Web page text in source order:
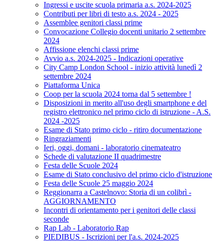
Ingressi e uscite scuola primaria a.s. 2024-2025
Contributi per libri di testo a.s. 2024 - 2025
Assemblee genitori classi prime
Convocazione Collegio docenti unitario 2 settembre
2024
Affissione elenchi classi prime
Avvio a.s. 2024-2025 - Indicazioni operative
City Camp London School - inizio attività lunedì 2
settembre 2024
Piattaforma Unica
Coop per la scuola 2024 torna dal 5 settembre !
Disposizioni in merito all'uso degli smartphone e del
registro elettronico nel primo ciclo di istruzione - A.S.
2024 -2025
Esame di Stato primo ciclo - ritiro documentazione
Ringraziamenti
Ieri, oggi, domani - laboratorio cinemateatro
Schede di valutazione II quadrimestre
Festa delle Scuole 2024
Esame di Stato conclusivo del primo ciclo d'istruzione
Festa delle Scuole 25 maggio 2024
Reggionarra a Castelnovo: Storia di un colibrì -
AGGIORNAMENTO
Incontri di orientamento per i genitori delle classi
seconde
Rap Lab - Laboratorio Rap
PIEDIBUS - Iscrizioni per l'a.s. 2024-2025